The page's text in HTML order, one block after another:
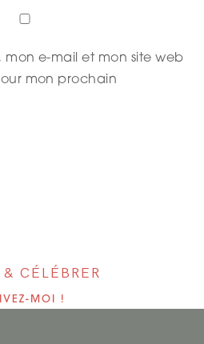
mon e-mail et mon site web
mon prochain
CÉLÉBRER
MOI !